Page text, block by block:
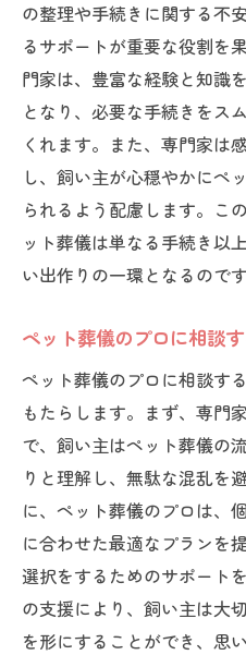
の整理や手続きに関する不
るサポートが重要な役割を
門家は、豊富な経験と知識
となり、必要な手続きをス
くれます。また、専門家は
し、飼い主が心穏やかにペ
られるよう配慮します。こ
ット葬儀は単なる手続き以
い出作りの一環となるのです
ペット葬儀のプロに相談
ペット葬儀のプロに相談す
もたらします。まず、専門
で、飼い主はペット葬儀の
りと理解し、無駄な混乱を
に、ペット葬儀のプロは、
に合わせた最適なプランを
選択をするためのサポート
の支援により、飼い主は大
を形にすることができ、思